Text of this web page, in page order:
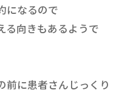
になるので
る向きもあるようで
前に患者さんじっくり